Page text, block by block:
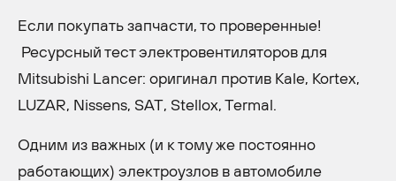
Если покупать запчасти, то проверенные!
Ресурсный тест электровентиляторов для
Mitsubishi Lancer: оригинал против Kale, Kortex,
LUZAR, Nissens, SAT, Stellox, Termal.
Одним из важных (и к тому же постоянно
работающих) электроузлов в автомобиле